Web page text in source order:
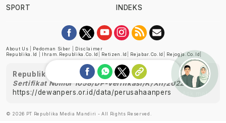
SPORT
INDEKS
About Us Pedoman Siber
Disclaimer
Republika.id
Ihram.republika.co.id Retizen.id Rejabar.co.id Rejogja.co.id
Republika telah diverifikasi oleh Dewan Pers
Sertifikat Nomor 1058/DP-Verifikasi/K/XII/2022
https://dewanpers.or.id/data/perusahaanpers
© 2026 PT Republika Media Mandiri - All Rights Reserved.
Ask me!